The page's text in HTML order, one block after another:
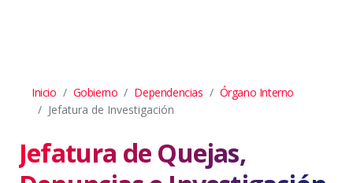
Inicio Gobierno Dependencias
Órgano Interno
Jefatura de Investigación
Jefatura de Quejas,